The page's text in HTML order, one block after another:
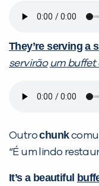
They’re serving a
servirão um buffet
Outrochunk
“É um lindo
It’s a beautiful